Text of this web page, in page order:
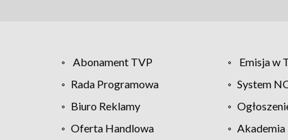
Abonament TVP Emisja w
Rada Programowa
System
Biuro Reklamy
Oferta Handlowa
Akademia